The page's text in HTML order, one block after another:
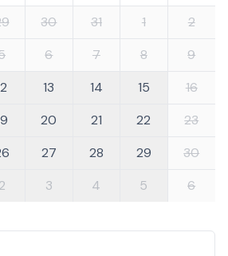
30 31 1
2
6 7 8
9
13 14 15
16
20 21 22
23
27 28 29
30
2 3 4 5 6